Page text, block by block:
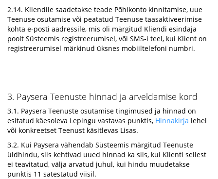
2.14. Kliendile saadetakse teade Põhikonto kinnitamise, uue
Teenuse osutamise või peatatud Teenuse taasaktiveerimise
kohta e-posti aadressile, mis oli märgitud Kliendi esindaja
poolt Süsteemis registreerumisel, või SMS-i teel, kui Klient on
registreerumisel märkinud üksnes mobiiltelefoni numbri.
3. Paysera Teenuste hinnad ja arveldamise kord
3.1. Paysera Teenuste osutamise tingimused ja hinnad on
esitatud käesoleva Lepingu vastavas punktis, Hinnakirja lehel
või konkreetset Teenust käsitlevas Lisas.
3.2. Kui Paysera vähendab Süsteemis märgitud Teenuste
üldhindu, siis kehtivad uued hinnad ka siis, kui Klienti sellest
ei teavitatud, välja arvatud juhul, kui hindu muudetakse
punktis 11 sätestatud viisil.